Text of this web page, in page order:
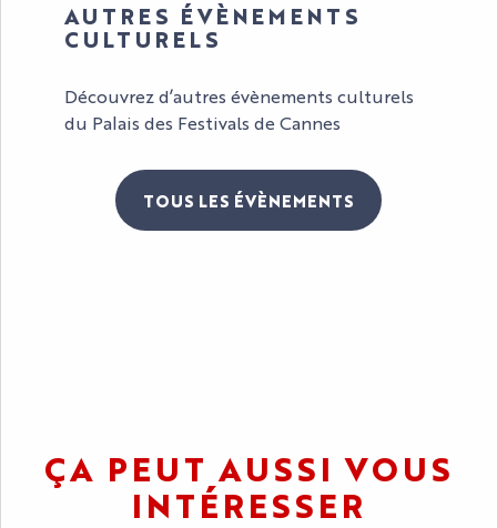
AUTRES ÉVÈNEMENTS
CULTURELS
Découvrez d’autres évènements culturels
du Palais des Festivals de Cannes
TOUS LES ÉVÈNEMENTS
ÇA PEUT AUSSI VOUS
INTÉRESSER